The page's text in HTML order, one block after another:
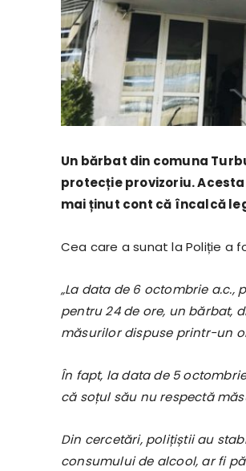
Un bărbat din comuna
protecție provizoriu.
mai ținut cont că încalcă
Cea care a sunat la Poliție a
„La data de 6 octombrie
pentru 24 de ore, un bărbat,
măsurilor dispuse printr-un
În fapt, la data de 5
că soțul său nu respectă
Din cercetări, polițiștii au
consumului de alcool, ar fi